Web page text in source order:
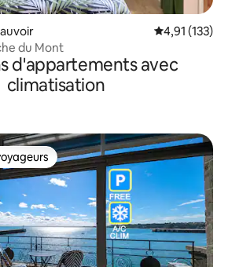
Évaluation
4,91 (133)
du Mont
d'appartements avec
climatisation
les plus appréciés